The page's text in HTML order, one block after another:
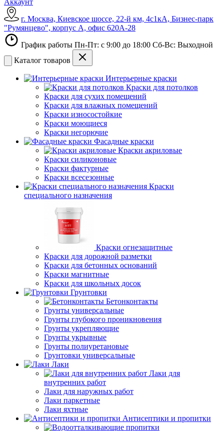
г. Москва, Киевское шоссе, 22-й км, 4с1кА, Бизнес-парк
"Румянцево", корпус А, офис 620А-28
График работы Пн-Пт: с 9:00 до 18:00 Сб-Вс: Выходной
Каталог товаров
Интерьерные краски
Краски для потолков
Краски для сухих помещений
Краски для влажных помещений
Краски износостойкие
Краски моющиеся
Краски негорючие
Фасадные краски
Краски акриловые
Краски силиконовые
Краски фактурные
Краски всесезонные
Краски
специального назначения
Краски огнезащитные
Краски для дорожной разметки
Краски для бетонных оснований
Краски магнитные
Краски для школьных досок
Грунтовки
Бетонконтакты
Грунты универсальные
Грунты глубокого проникновения
Грунты укрепляющие
Грунты укрывные
Грунты полиуретановые
Грунтовки универсальные
Лаки
Лаки для
внутренних работ
Лаки для наружных работ
Лаки паркетные
Лаки яхтные
Антисептики и пропитки